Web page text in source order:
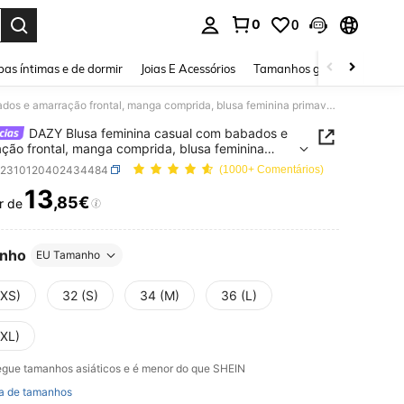
0 0
íntimas e de dormir Joias E Acessórios Tamanhos grandes
DAZY Blusa feminina casual com babados e amarração frontal, manga comprida, blusa feminina primavera e outono
DAZY Blusa feminina casual com babados e
frontal, manga comprida, blusa feminina
e outono
(1000+ Comentários)
AND AVAILABILITY
de13,85€
EU Tamanho
32 (S) 34 (M) 36 (L)
tamanhos asiáticos e é menor do que SHEIN
de tamanhos